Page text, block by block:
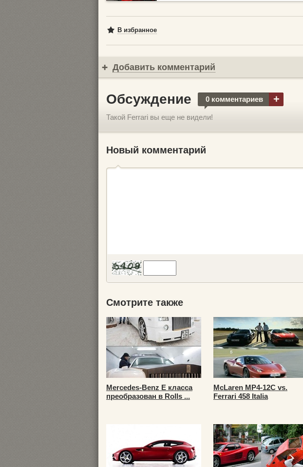
В избранное
Добавить комментарий
Обсуждение 0 комментариев +
Такой Ferrari вы еще не видели!
Новый комментарий
Смотрите также
Mercedes-Benz E класса
преобразован в Rolls ...
McLaren MP4-12C vs.
Ferrari 458 Italia